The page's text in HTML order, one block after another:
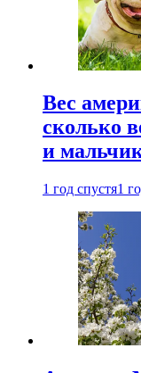
Вес
сколько
и
1 год спустя1